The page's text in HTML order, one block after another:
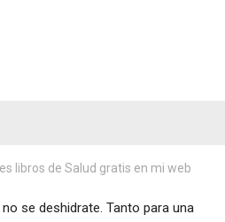
libros de Salud gratis en mi web
se deshidrate. Tanto para una